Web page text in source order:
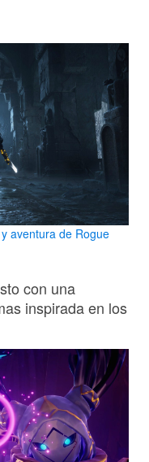
aventura de Rogue
con una
inspirada en los